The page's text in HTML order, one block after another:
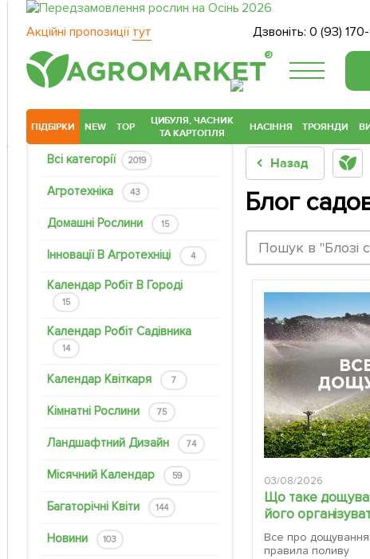
Акційні пропозиції тут Дзвоніть: 0 (93)
®
ПІДБІРКИ NEW TOP
ЦИБУЛЯ, ЧАСНИК
ТА КАРТОПЛЯ
НАСІННЯ ТРОЯНДИ
Всі категорії 2019
Агротехніка 43
Домашні Рослини 15
Інновації В Агротехніці 4
Календар Робіт В Городі
15
Календар Робіт Садівника
14
Календар Квіткаря 7
Кімнатні Рослини 75
Ландшафтний Дизайн 74
Місячний Календар 59
Багаторічні Квіти 144
Новини 103
Назад
Блог
03/08/2026
Що таке
його
Все про
правила поливу